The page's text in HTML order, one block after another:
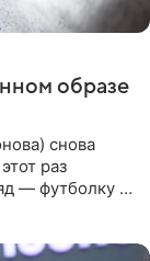
образе
снова
раз
— футболку с